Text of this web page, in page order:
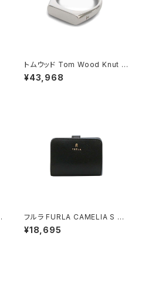
トムウッド Tom Wood Knut R
ing リング 100572-54 シルバ
ー
¥43,968
フルラ FURLA CAMELIA S C
OMPACT WALLETS 二つ折り
財布 wp00315-are000-o60
¥18,695